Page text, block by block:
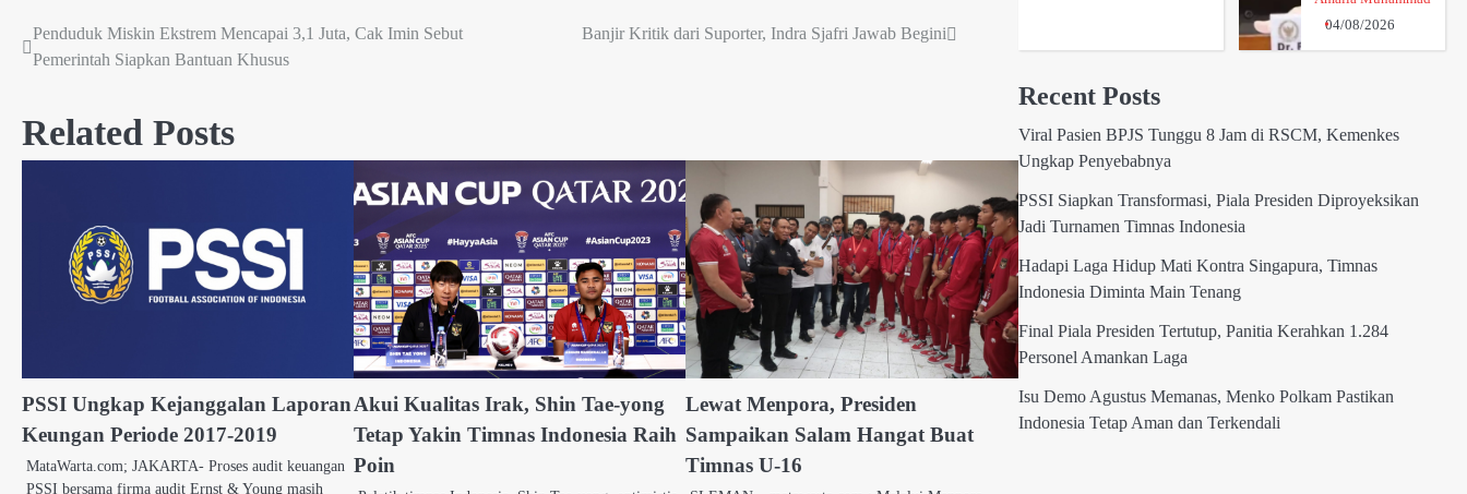
Post
Penduduk Miskin Ekstrem Mencapai 3,1 Juta, Cak Imin Sebut
Pemerintah Siapkan Bantuan Khusus
Banjir Kritik dari Suporter, Indra Sjafri Jawab Begini
Related Posts
PSSI Ungkap Kejanggalan Laporan
Keungan Periode 2017-2019
MataWarta.com; JAKARTA- Proses audit keuangan
PSSI bersama firma audit Ernst & Young masih
Akui Kualitas Irak, Shin Tae-yong
Tetap Yakin Timnas Indonesia Raih
Poin
Lewat Menpora, Presiden
Sampaikan Salam Hangat Buat
Timnas U-16
04/08/2026
Recent Posts
Viral Pasien BPJS Tunggu 8 Jam di RSCM, Kemenkes
Ungkap Penyebabnya
PSSI Siapkan Transformasi, Piala Presiden Diproyeksikan
Jadi Turnamen Timnas Indonesia
Hadapi Laga Hidup Mati Kontra Singapura, Timnas
Indonesia Diminta Main Tenang
Final Piala Presiden Tertutup, Panitia Kerahkan 1.284
Personel Amankan Laga
Isu Demo Agustus Memanas, Menko Polkam Pastikan
Indonesia Tetap Aman dan Terkendali